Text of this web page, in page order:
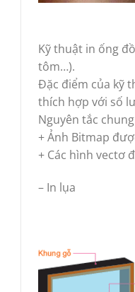
Kỹ thuật in ống
tôm…).
Đặc điểm của kỹ
thích hợp với số
Nguyên tắc
+ Ảnh Bitmap
+ Các hình vectơ
– In lụa